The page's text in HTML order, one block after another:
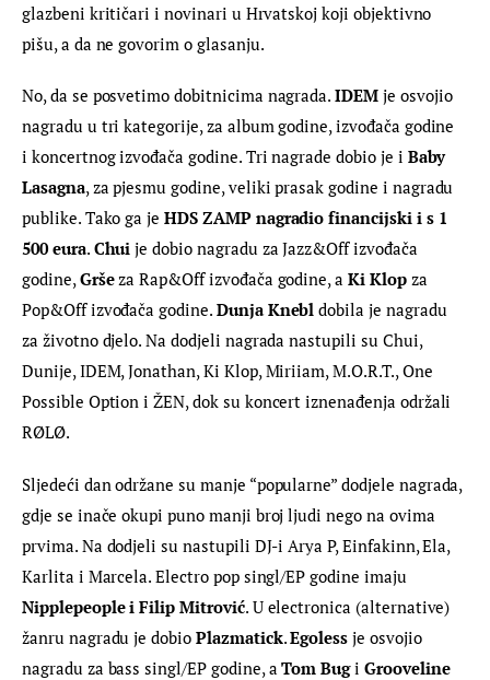
glazbeni kritičari i novinari u Hrvatskoj koji objektivno
pišu, a da ne govorim o glasanju.
No, da se posvetimo dobitnicima nagrada. IDEM je osvojio
nagradu u tri kategorije, za album godine, izvođača godine
i koncertnog izvođača godine. Tri nagrade dobio je i Baby
Lasagna, za pjesmu godine, veliki prasak godine i nagradu
publike. Tako ga je HDS ZAMP nagradio financijski i s 1
500 eura. Chui je dobio nagradu za Jazz&Off izvođača
godine, Grše za Rap&Off izvođača godine, a Ki Klop za
Pop&Off izvođača godine. Dunja Knebl dobila je nagradu
za životno djelo. Na dodjeli nagrada nastupili su Chui,
Dunije, IDEM, Jonathan, Ki Klop, Miriiam, M.O.R.T., One
Possible Option i ŽEN, dok su koncert iznenađenja održali
RØLØ.
Sljedeći dan održane su manje “popularne” dodjele nagrada,
gdje se inače okupi puno manji broj ljudi nego na ovima
prvima. Na dodjeli su nastupili DJ-i Arya P, Einfakinn, Ela,
Karlita i Marcela. Electro pop singl/EP godine imaju
Nipplepeople i Filip Mitrović. U electronica (alternative)
žanru nagradu je dobio Plazmatick. Egoless je osvojio
nagradu za bass singl/EP godine, a Tom Bug i Grooveline